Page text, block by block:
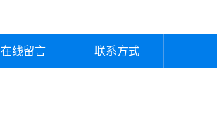
在线留言 联系方式